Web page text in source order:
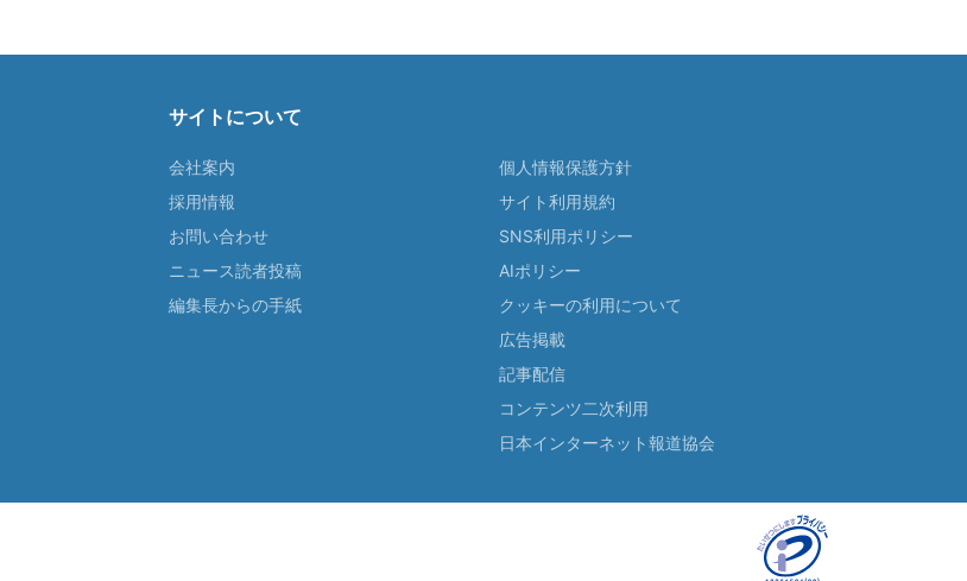
サイトについて
会社案内
採用情報
お問い合わせ
ニュース読者投稿
編集長からの手紙
個人情報保護方針
サイト利用規約
SNS利用ポリシー
AIポリシー
クッキーの利用について
広告掲載
記事配信
コンテンツ二次利用
日本インターネット報道協会